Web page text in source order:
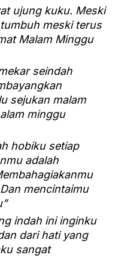
ujung kuku. Meski
meski terus
Malam Minggu
seindah
sejukan malam
minggu
hobiku setiap
adalah
mencintaimu
indah ini inginku
dari hati yang
sangat